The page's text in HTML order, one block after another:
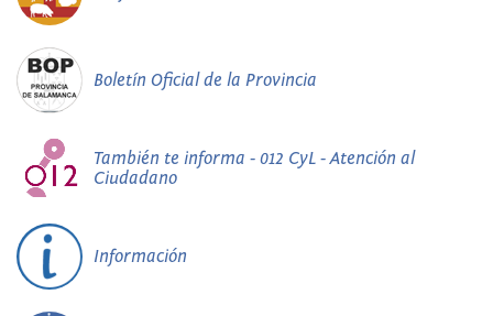
Boletín Oficial de la Provincia
También te informa - 012 CyL - Atención al
Ciudadano
Información